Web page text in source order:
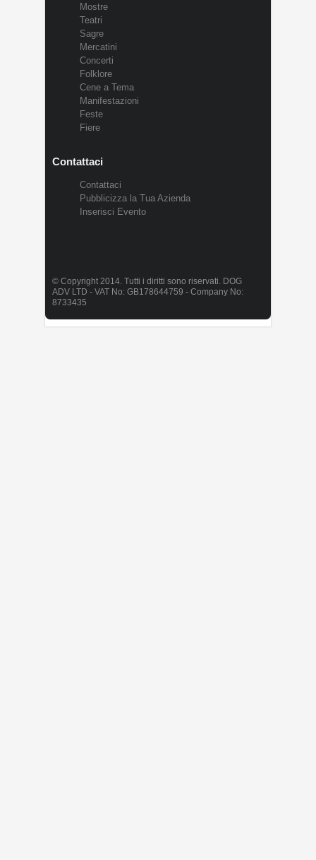
Mostre
Teatri
Sagre
Mercatini
Concerti
Folklore
Cene a Tema
Manifestazioni
Feste
Fiere
Contattaci
Contattaci
Pubblicizza la Tua Azienda
Inserisci Evento
© Copyright 2014. Tutti i diritti sono riservati. DOG
ADV LTD - VAT No: GB178644759 - Company No:
8733435